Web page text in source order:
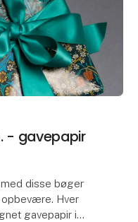
- gavepapir
disse bøger
Hver
gavepapir i